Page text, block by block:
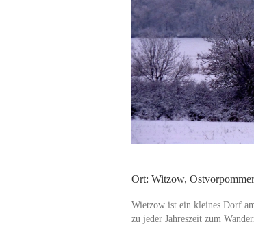
Ort: Witzow,
Wietzow ist ein kleines Dorf
zu jeder Jahreszeit zum